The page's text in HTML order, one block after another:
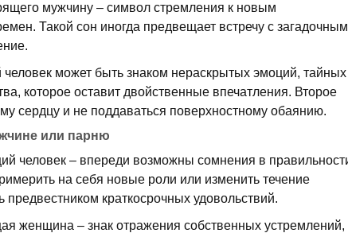
мужчину – символ стремления к новым
Такой сон иногда предвещает встречу с загадочным
может быть знаком нераскрытых эмоций, тайных
которое оставит двойственные впечатления. Второе
сердцу и не поддаваться поверхностному обаянию.
или парню
человек – впереди возможны сомнения в
на себя новые роли или изменить течение
краткосрочных удовольствий.
женщина – знак отражения собственных устремлений,